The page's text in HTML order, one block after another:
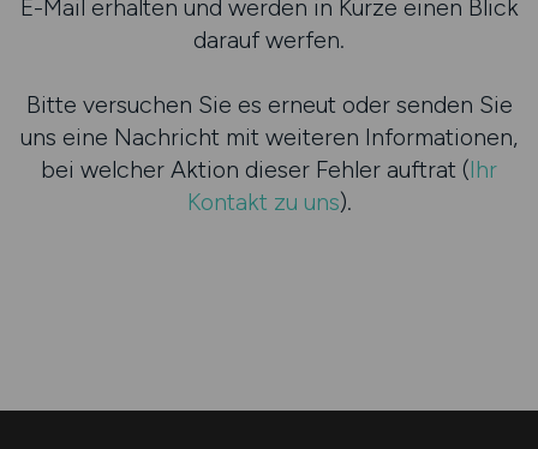
E-Mail erhalten und werden in Kürze einen Blick
darauf werfen.
Bitte versuchen Sie es erneut oder senden Sie
uns eine Nachricht mit weiteren Informationen,
bei welcher Aktion dieser Fehler auftrat (Ihr
Kontakt zu uns).